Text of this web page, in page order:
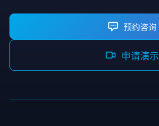
预约咨询
申请演示